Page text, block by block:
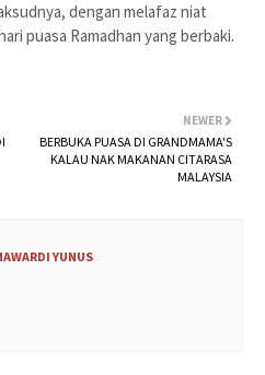
dengan melafaz niat
puasa Ramadhan yang berbaki.
NEWER
BERBUKA PUASA DI GRANDMAMA'S
KALAU NAK MAKANAN CITARASA
MALAYSIA
YUNUS